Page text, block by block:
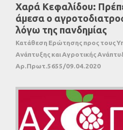
Χαρά Κεφαλίδου:
άμεσα ο
λόγω της πανδημίας
Κατάθεση Ερώτησης προς τους
Ανάπτυξης και Αγροτικής
Αρ.Πρωτ.5655/09.04.2020